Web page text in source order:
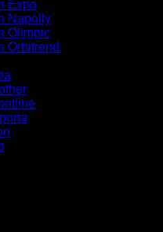
Expo
Napolly
Olimpic
Orbitrend